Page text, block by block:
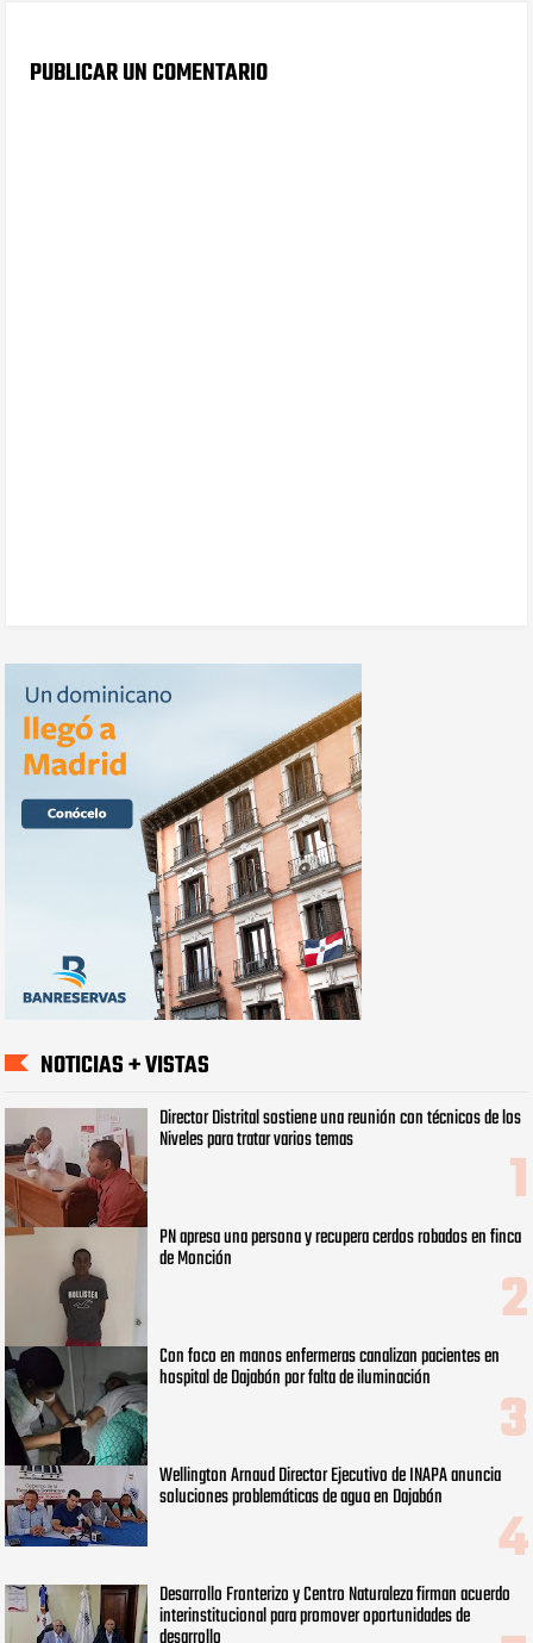
PUBLICAR UN COMENTARIO
NOTICIAS + VISTAS
Director Distrital sostiene una reunión con técnicos de los
Niveles para tratar varios temas
PN apresa una persona y recupera cerdos robados en finca
de Monción
Con foco en manos enfermeras canalizan pacientes en
hospital de Dajabón por falta de iluminación
Wellington Arnaud Director Ejecutivo de INAPA anuncia
soluciones problemáticas de agua en Dajabón
Desarrollo Fronterizo y Centro Naturaleza firman acuerdo
interinstitucional para promover oportunidades de